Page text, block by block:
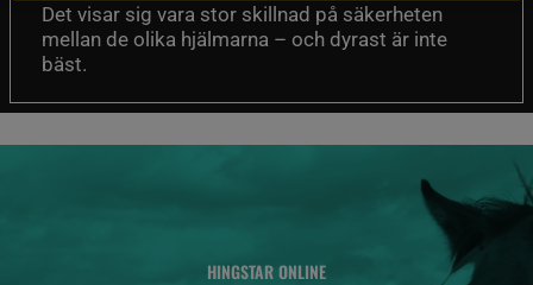
Det visar sig vara stor skillnad på säkerheten
mellan de olika hjälmarna – och dyrast är inte
bäst.
HINGSTAR ONLINE